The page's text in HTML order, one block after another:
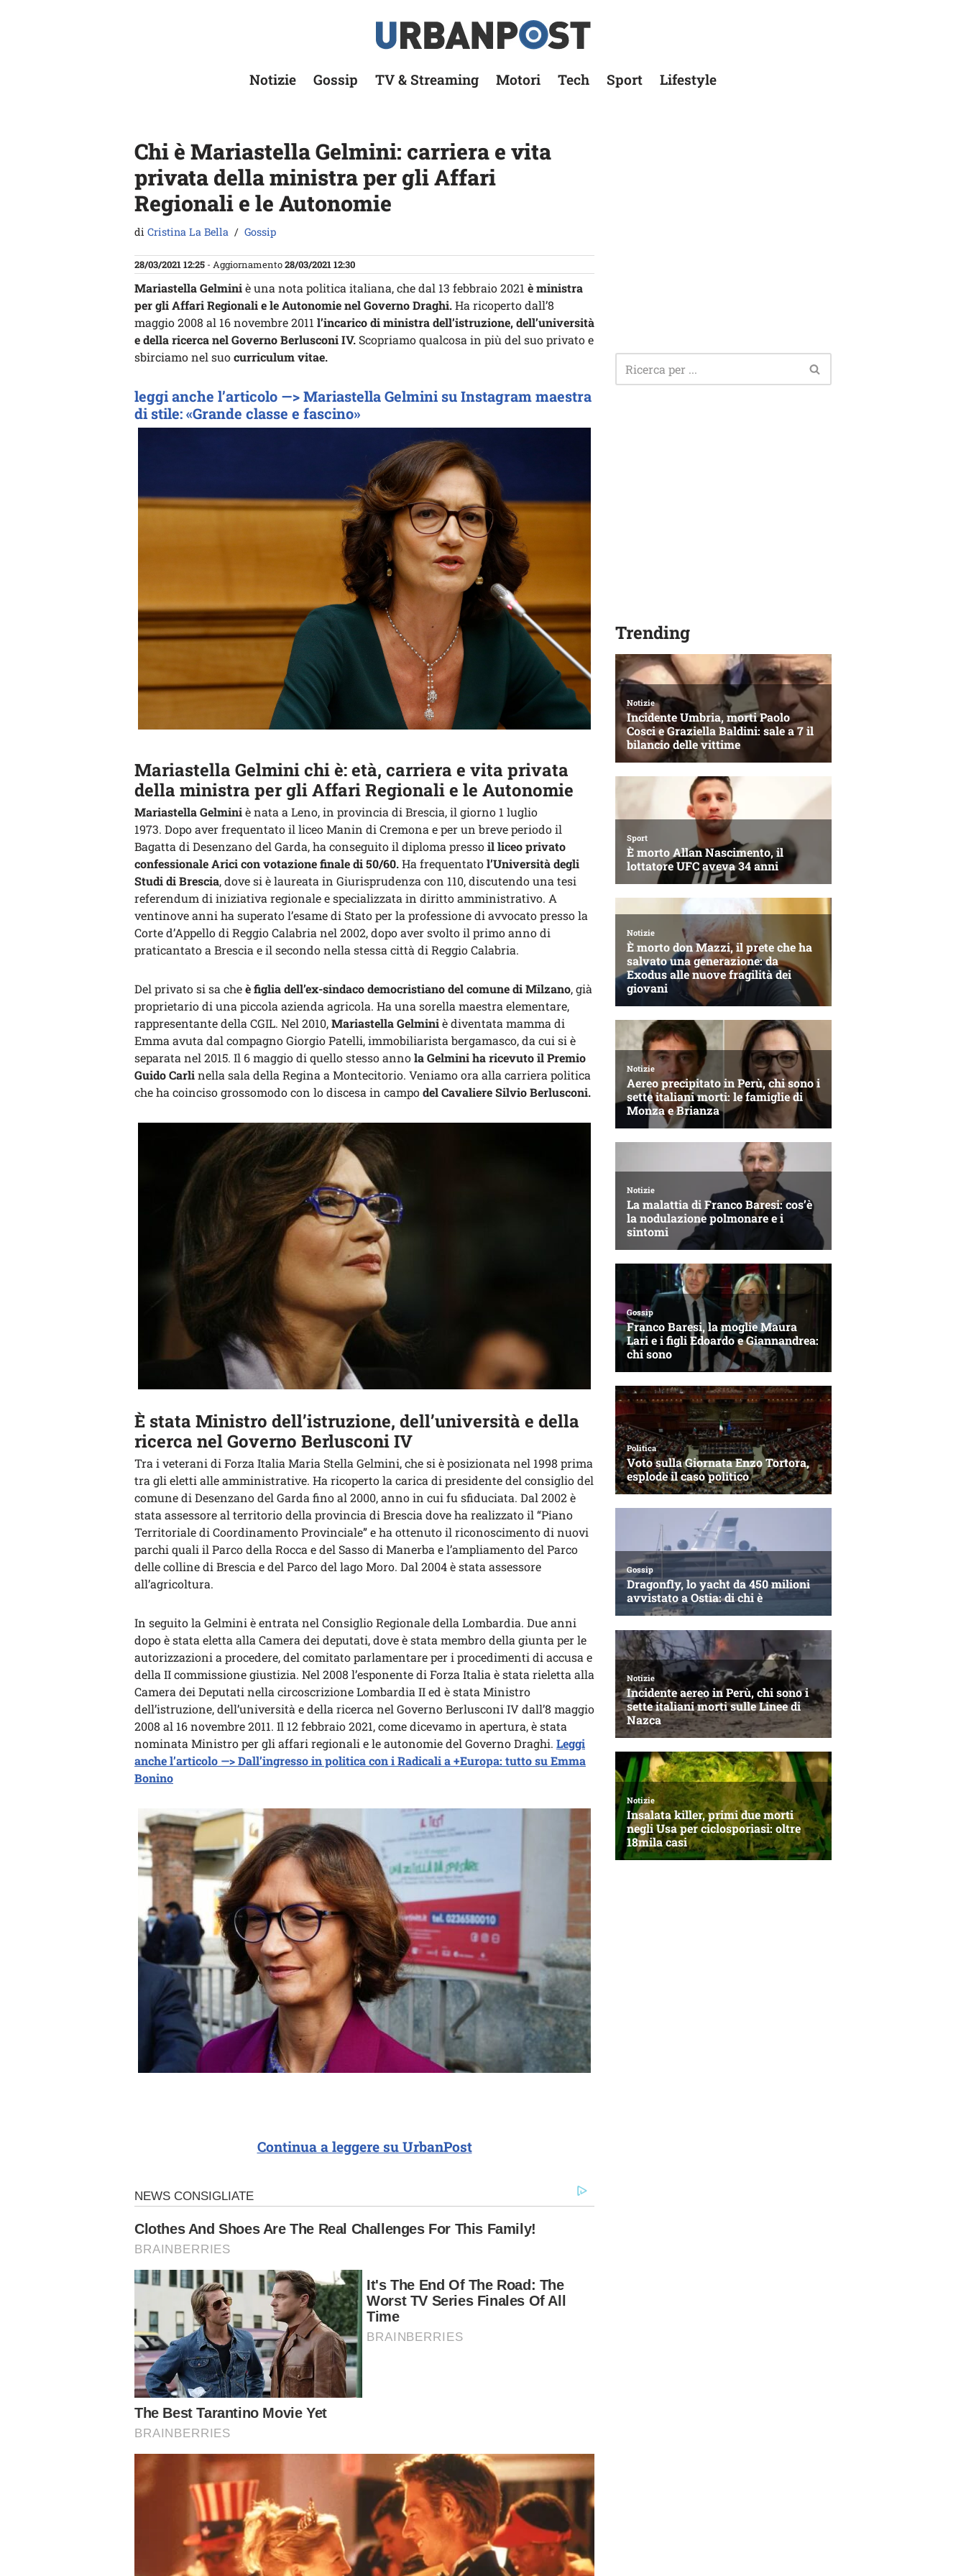
Notizie Gossip TV & Streaming Motori Tech Sport Lifestyle
Chi è Mariastella Gelmini: carriera e vita
privata della ministra per gli Affari
Regionali e le Autonomie
di Cristina La Bella Gossip
28/03/2021 12:25 - Aggiornamento28/03/2021 12:30
Mariastella Gelminiè una nota politica italiana, che dal 13 febbraio 2021 è ministra
per gli Affari Regionali e le Autonomie nel Governo Draghi.Ha ricoperto dall’8
maggio 2008 al 16 novembre 2011 l’incarico di ministra dell’istruzione, dell’università
e della ricerca nel Governo Berlusconi IV. Scopriamo qualcosa in più del suo privato e
sbirciamo nel suocurriculum vitae.
leggi anche l’articolo —> Mariastella Gelmini su Instagram maestra
di stile: «Grande classe e fascino»
Mariastella Gelmini chi è: età, carriera e vita privata
della ministra per gli Affari Regionali e le Autonomie
Mariastella Gelminiè nata a Leno, in provincia di Brescia, il giorno 1 luglio
1973. Dopo aver frequentato il liceo Manin di Cremona e per un breve periodo il
Bagatta di Desenzano del Garda, ha conseguito il diploma pressoil liceo privato
confessionale Arici con votazione finale di 50/60.Ha frequentatol’Università degli
Studi di Brescia, dove si è laureata in Giurisprudenza con 110, discutendo una tesi
referendum di iniziativa regionale e specializzata in diritto amministrativo. A
ventinove anni ha superato l’esame di Stato per la professione di avvocato presso la
Corte d’Appello di Reggio Calabria nel 2002, dopo aver svolto il primo anno di
praticantato a Brescia e il secondo nella stessa città di Reggio Calabria.
Del privato si sa cheè figlia dell’ex-sindaco democristiano del comune di Milzano, già
proprietario di una piccola azienda agricola. Ha una sorella maestra elementare,
rappresentante della CGIL. Nel 2010,Mariastella Gelminiè diventata mamma di
Emma avuta dal compagno Giorgio Patelli, immobiliarista bergamasco, da cui si è
separata nel 2015. Il 6 maggio di quello stesso annola Gelmini ha ricevuto il Premio
Guido Carlinella sala della Regina a Montecitorio. Veniamo ora alla carriera politica
che ha coinciso grossomodo con lo discesa in campodel Cavaliere Silvio Berlusconi.
È stata Ministro dell’istruzione, dell’università e della
ricerca nel Governo Berlusconi IV
Tra i veterani di Forza Italia Maria Stella Gelmini, che si è posizionata nel 1998 prima
tra gli eletti alle amministrative. Ha ricoperto la carica di presidente del consiglio del
comune di Desenzano del Garda fino al 2000, anno in cui fu sfiduciata. Dal 2002 è
stata assessore al territorio della provincia di Brescia dove ha realizzato il “Piano
Territoriale di Coordinamento Provinciale” e ha ottenuto il riconoscimento di nuovi
parchi quali il Parco della Rocca e del Sasso di Manerba e l’ampliamento del Parco
delle colline di Brescia e del Parco del lago Moro. Dal 2004 è stata assessore
all’agricoltura.
In seguito la Gelmini è entrata nel Consiglio Regionale della Lombardia. Due anni
dopo è stata eletta alla Camera dei deputati, dove è stata membro della giunta per le
autorizzazioni a procedere, del comitato parlamentare per i procedimenti di accusa e
della II commissione giustizia. Nel 2008 l’esponente di Forza Italia è stata rieletta alla
Camera dei Deputati nella circoscrizione Lombardia II ed è stata Ministro
dell’istruzione, dell’università e della ricerca nel Governo Berlusconi IV dall’8 maggio
2008 al 16 novembre 2011. Il 12 febbraio 2021, come dicevamo in apertura, è stata
nominata Ministro per gli affari regionali e le autonomie del Governo Draghi. Leggi
anche l’articolo —> Dall’ingresso in politica con i Radicali a +Europa: tutto su Emma
Bonino
Continua a leggere su UrbanPost
Trending